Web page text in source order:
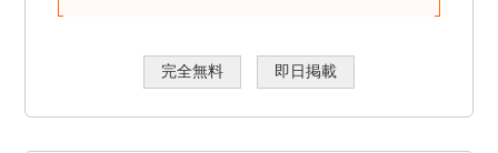
完全無料 即日掲載